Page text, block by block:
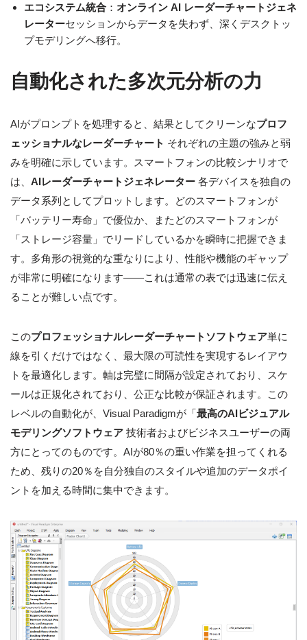
エコシステム統合 ： オンライン AI レーダーチャートジェネ
レーターセッションからデータを失わず、深くデスクトッ
プモデリングへ移行。
自動化された多次元分析の力
AIがプロンプトを処理すると、結果としてクリーンなプロフ
ェッショナルなレーダーチャート それぞれの主題の強みと弱
みを明確に示しています。スマートフォンの比較シナリオで
は、 AIレーダーチャートジェネレーター 各デバイスを独自の
データ系列としてプロットします。どのスマートフォンが
「バッテリー寿命」で優位か、またどのスマートフォンが
「ストレージ容量」でリードしているかを瞬時に把握できま
す。多角形の視覚的な重なりにより、性能や機能のギャップ
が非常に明確になります——これは通常の表では迅速に伝え
ることが難しい点です。
このプロフェッショナルレーダーチャートソフトウェア単に
線を引くだけではなく、最大限の可読性を実現するレイアウ
トを最適化します。軸は完璧に間隔が設定されており、スケ
ールは正規化されており、公正な比較が保証されます。この
レベルの自動化が、Visual Paradigmが「最高のAIビジュアル
モデリングソフトウェア 技術者およびビジネスユーザーの両
方にとってのものです。AIが80％の重い作業を担ってくれる
ため、残りの20％を自分独自のスタイルや追加のデータポイ
ントを加える時間に集中できます。